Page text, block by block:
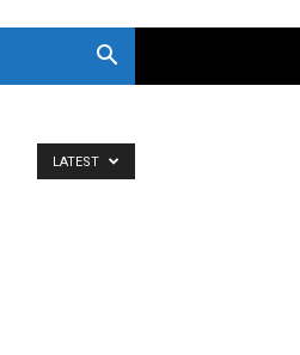
LATEST